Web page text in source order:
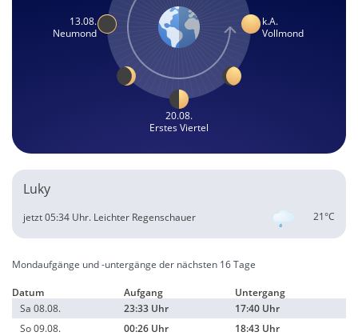
13.08.
Neumond
k.A.
Vollmond
20.08.
Erstes Viertel
Luky
21°C
jetzt 05:34 Uhr. Leichter Regenschauer
Mondaufgänge und -untergänge der nächsten 16 Tage
Datum Aufgang
Untergang
Sa 08.08.
23:33 Uhr
17:40 Uhr
So 09.08.
00:26 Uhr
18:43 Uhr